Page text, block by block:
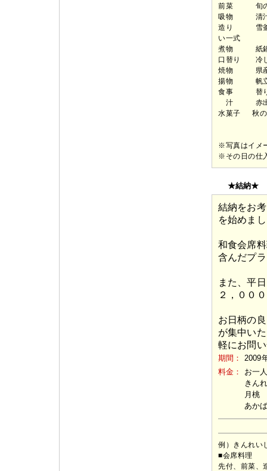
前菜 旬の
吸物 清汁
造り 雪釜
い一式
煮物 紙鍋
口替り 冷し
焼物 県産魚
揚物 帆立
食事 替り
汁 赤出
水菓子 秋の
※写真はイメ
※その日の仕
★結納★
結納をお
を始めま
和食会席
含んだプ
また、平
２，００
お日柄の
が集中い
軽にお問
期間： 2009
料金： お一
きん
月
あか
例）きんれい
■会席料理
先付、前菜、